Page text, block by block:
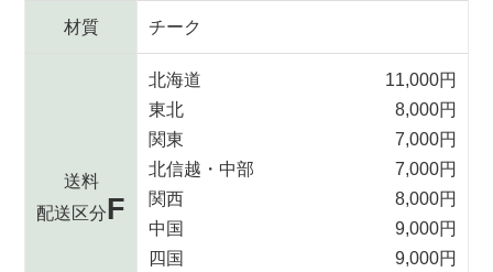
材質 チーク
送料
配送区分F
北海道
11,000円
東北
8,000円
関東
7,000円
北信越・中部
7,000円
関西
8,000円
中国
9,000円
四国
9,000円